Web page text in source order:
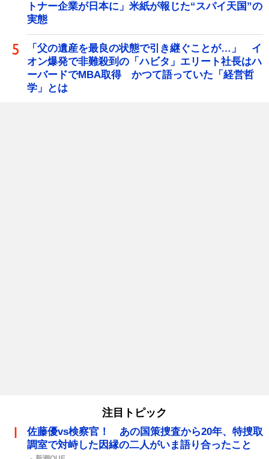
トナー企業が日本に」米紙が報じた“スパイ天国”の
実態
「父の遺産を最良の状態で引き継ぐことが…」 イ
オン爆発で非難殺到の「ハビタ」エリート社長はハ
ーバードでMBA取得 かつて語っていた「経営哲
学」とは
注目トピック
佐藤優vs検察官！ あの国策捜査から20年、特捜取
調室で対峙した因縁の二人がいま語り合ったこと